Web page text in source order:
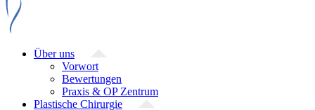
Über uns
Vorwort
Bewertungen
Praxis & OP Zentrum
Plastische Chirurgie